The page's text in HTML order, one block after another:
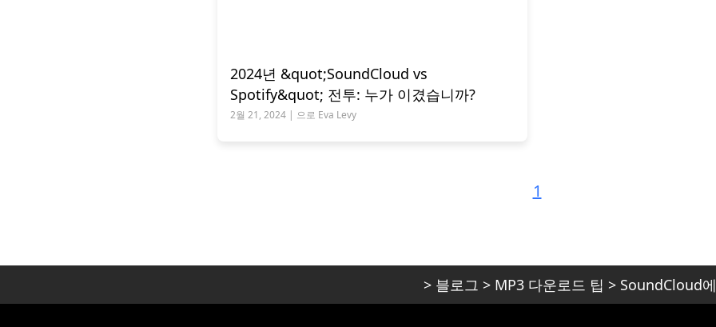
2024년 &quot;SoundCloud vs
Spotify&quot; 전투: 누가 이겼습니까?
2월 21, 2024 | 으로 Eva Levy
1
> 블로그 > MP3 다운로드 팁 > SoundCloud